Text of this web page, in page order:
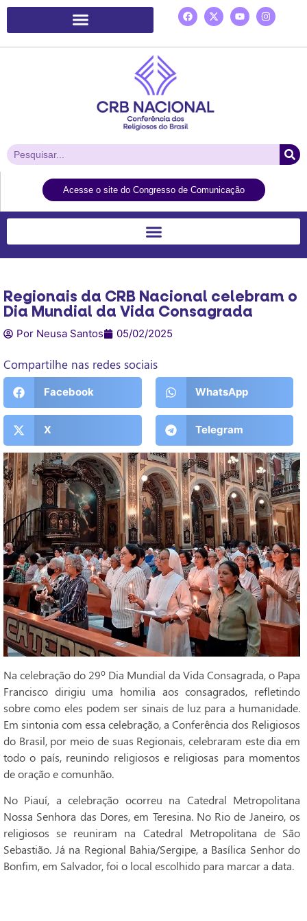
Acesse o site do Congresso de Comunicação
Regionais da CRB Nacional celebram o
Dia Mundial da Vida Consagrada
Por Neusa Santos 05/02/2025
Compartilhe nas redes sociais
Facebook WhatsApp
X Telegram
Na celebração do 29º Dia Mundial da Vida Consagrada, o Papa
Francisco dirigiu uma homilia aos consagrados, refletindo
sobre como eles podem ser sinais de luz para a humanidade.
Em sintonia com essa celebração, a Conferência dos Religiosos
do Brasil, por meio de suas Regionais, celebraram este dia em
todo o país, reunindo religiosos e religiosas para momentos
de oração e comunhão.
No Piauí, a celebração ocorreu na Catedral Metropolitana
Nossa Senhora das Dores, em Teresina. No Rio de Janeiro, os
religiosos se reuniram na Catedral Metropolitana de São
Sebastião. Já na Regional Bahia/Sergipe, a Basílica Senhor do
Bonfim, em Salvador, foi o local escolhido para marcar a data.